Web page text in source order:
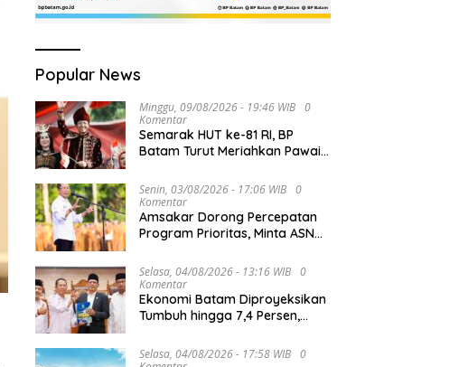
Popular News
Minggu, 09/08/2026 - 19:46 WIB
0
Komentar
Semarak HUT ke-81 RI, BP
Batam Turut Meriahkan Pawai
Senin, 03/08/2026 - 17:06 WIB
0
Komentar
Amsakar Dorong Percepatan
Program Prioritas, Minta ASN
Masyarakat
Selasa, 04/08/2026 - 13:16 WIB
0
Komentar
Ekonomi Batam Diproyeksikan
Tumbuh hingga 7,4 Persen,
Pendapatan Daerah
Selasa, 04/08/2026 - 17:58 WIB
0